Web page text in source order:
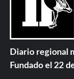
Diario regional
Fundado el 22